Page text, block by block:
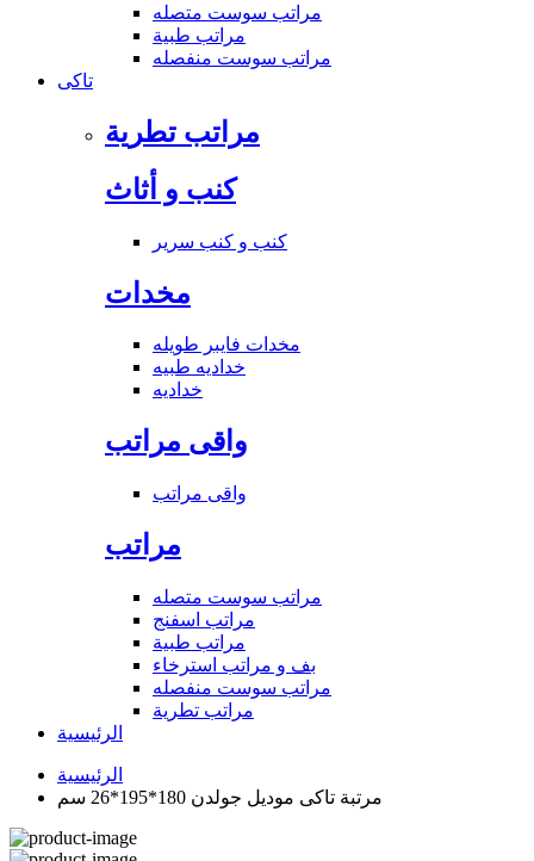
مراتب سوست متصله
مراتب طبية
مراتب سوست منفصله
تاكى
مراتب تطرية
كنب و أثاث
كنب و كنب سرير
مخدات
مخدات فايبر طويله
خداديه طبيه
خداديه
واقى مراتب
واقى مراتب
مراتب
مراتب سوست متصله
مراتب اسفنج
مراتب طبية
بف و مراتب استرخاء
مراتب سوست منفصله
مراتب تطرية
الرئيسية
الرئيسية
مرتبة تاكى موديل جولدن 180*195*26 سم